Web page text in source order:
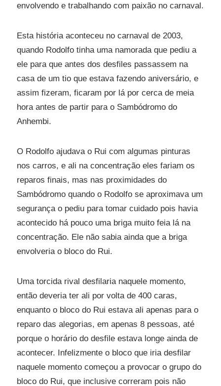
envolvendo e trabalhando com paixão no carnaval.
Esta história aconteceu no carnaval de 2003,
quando Rodolfo tinha uma namorada que pediu a
ele para que antes dos desfiles passassem na
casa de um tio que estava fazendo aniversário, e
assim fizeram, ficaram por lá por cerca de meia
hora antes de partir para o Sambódromo do
Anhembi.
O Rodolfo ajudava o Rui com algumas pinturas
nos carros, e ali na concentração eles fariam os
reparos finais, mas nas proximidades do
Sambódromo quando o Rodolfo se aproximava um
segurança o pediu para tomar cuidado pois havia
acontecido há pouco uma briga muito feia lá na
concentração. Ele não sabia ainda que a briga
envolveria o bloco do Rui.
Uma torcida rival desfilaria naquele momento,
então deveria ter ali por volta de 400 caras,
enquanto o bloco do Rui estava ali apenas para o
reparo das alegorias, em apenas 8 pessoas, até
porque o horário do desfile estava longe ainda de
acontecer. Infelizmente o bloco que iria desfilar
naquele momento começou a provocar o grupo do
bloco do Rui, que inclusive correram pois não